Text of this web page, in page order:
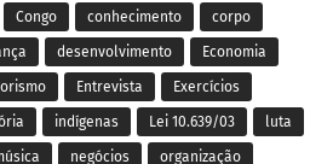
Congo conhecimento corpo
desenvolvimento Economia
Entrevista Exercícios
indígenas Lei 10.639/03 luta
negócios organização